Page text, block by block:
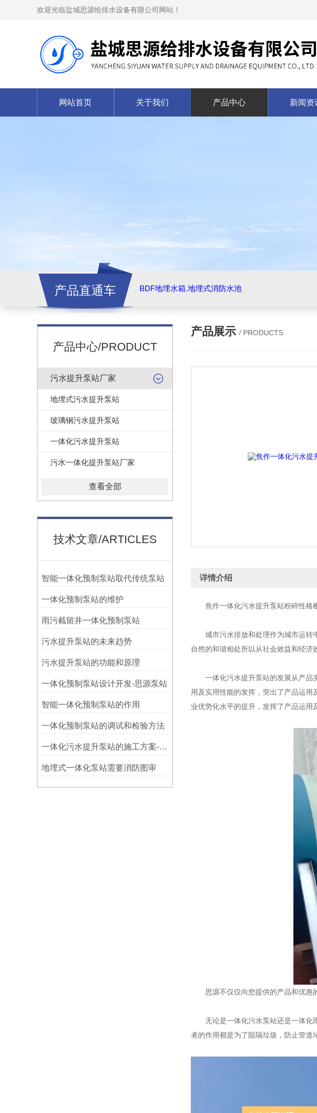
欢迎光临盐城思源给排水设备有限公司网站！
网站首页 关于我们 产品中心 新闻资
产品直通车 BDF地埋水箱,地埋式消防水池
产品中心/PRODUCT
污水提升泵站厂家
地埋式污水提升泵站
玻璃钢污水提升泵站
一体化污水提升泵站
污水一体化提升泵站厂家
查看全部
技术文章/ARTICLES
智能一体化预制泵站取代传统泵站
一体化预制泵站的维护
雨污截留井一体化预制泵站
污水提升泵站的未来趋势
污水提升泵站的功能和原理
一体化预制泵站设计开发-思源泵站
智能一体化预制泵站的作用
​一体化预制泵站的调试和检验方法
一体化污水提升泵站的施工方案-思源
地埋式一体化泵站需要消防图审
产品展示 / PRODUCTS
详情介绍
焦作一体化污水提升泵站粉碎性格
城市污水排放和处理作为城市运转中
自然的和谐相处所以从社会效益和经济
一体化污水提升泵站的发展从产品实
用及实用性能的发挥，突出了产品运
业优势化水平的提升，发挥了产品运用
思源不仅仅向您提供的产品和优惠的
无论是一体化污水泵站还是一体化雨
者的作用都是为了阻隔垃圾，防止管道